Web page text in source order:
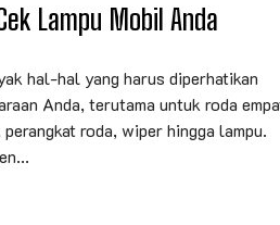
Lampu Mobil Anda
hal-hal yang harus diperhatikan
Anda, terutama untuk roda
roda, wiper hingga lampu.